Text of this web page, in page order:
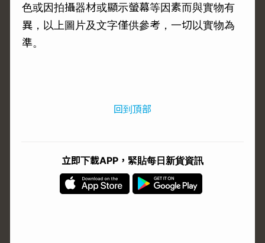
色或因拍攝器材或顯示螢幕等因素而與實物有
異，以上圖片及文字僅供參考，一切以實物為
準。
回到頂部
立即下載APP，緊貼每日新貨資訊